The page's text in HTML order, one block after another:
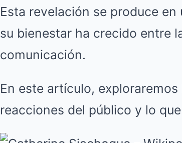
Esta revelación se produce
su bienestar ha crecido entre
comunicación.
En este artículo,
reacciones del público y lo